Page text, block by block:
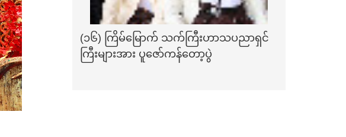
(၁၆) ကြိမ်မြောက် သက်ကြီးဟာသပညာရှင်
ကြီးများအား ပူဇော်ကန်တော့ပွဲ